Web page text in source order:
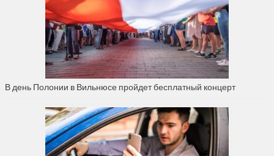
В день Полонии в Вильнюсе пройдет бесплатный концерт